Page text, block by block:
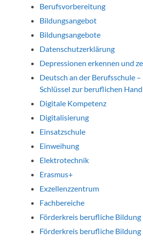
Berufsvorbereitung
Bildungsangebot
Bildungsangebote
Datenschutzerklärung
Depressionen erkennen und
Deutsch an der Berufsschule –
Schlüssel zur beruflichen
Digitale Kompetenz
Digitalisierung
Einsatzschule
Einweihung
Elektrotechnik
Erasmus+
Exzellenzzentrum
Fachbereiche
Förderkreis berufliche Bildung
Förderkreis berufliche Bildung